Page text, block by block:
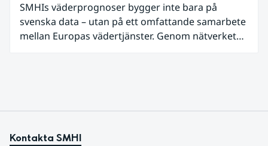
SMHIs väderprognoser bygger inte bara på
svenska data – utan på ett omfattande samarbete
mellan Europas vädertjänster. Genom nätverket
Kontakta SMHI